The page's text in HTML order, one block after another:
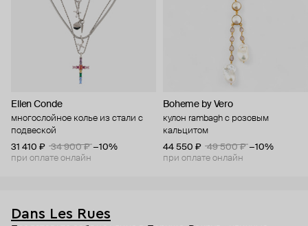
Ellen Conde
многослойное колье из стали с
подвеской
31 410 ₽
34 900 ₽ −10%
при оплате онлайн
Boheme by Vero
кулон rambagh с розовым
кальцитом
44 550 ₽
49 500 ₽ −10%
при оплате онлайн
Dans Les Rues